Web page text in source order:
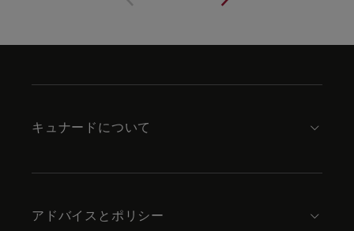
キュナードについて
アドバイスとポリシー